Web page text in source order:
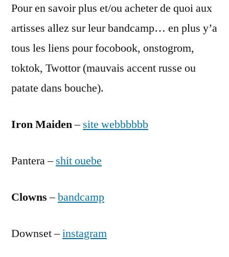
Pour en savoir plus et/ou acheter de quoi aux
artisses allez sur leur bandcamp… en plus y’a
tous les liens pour focobook, onstogrom,
toktok, Twottor (mauvais accent russe ou
patate dans bouche).
Iron Maiden–site webbbbbb
Pantera –shit ouebe
Clowns–bandcamp
Downset –instagram